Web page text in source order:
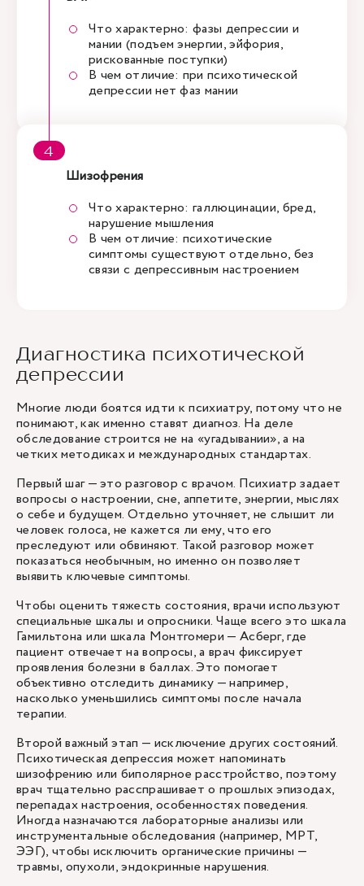
Что характерно: фазы депрессии и
мании (подъем энергии, эйфория,
рискованные поступки)
В чем отличие: при психотической
депрессии нет фаз мании
Шизофрения
Что характерно: галлюцинации, бред,
нарушение мышления
В чем отличие: психотические
симптомы существуют отдельно, без
связи с депрессивным настроением
Диагностика психотической
депрессии
Многие люди боятся идти к психиатру, потому что не
понимают, как именно ставят диагноз. На деле
обследование строится не на «угадывании», а на
четких методиках и международных стандартах.
Первый шаг — это разговор с врачом. Психиатр задает
вопросы о настроении, сне, аппетите, энергии, мыслях
о себе и будущем. Отдельно уточняет, не слышит ли
человек голоса, не кажется ли ему, что его
преследуют или обвиняют. Такой разговор может
показаться необычным, но именно он позволяет
выявить ключевые симптомы.
Чтобы оценить тяжесть состояния, врачи используют
специальные шкалы и опросники. Чаще всего это шкала
Гамильтона или шкала Монтгомери — Асберг, где
пациент отвечает на вопросы, а врач фиксирует
проявления болезни в баллах. Это помогает
объективно отследить динамику — например,
насколько уменьшились симптомы после начала
терапии.
Второй важный этап — исключение других состояний.
Психотическая депрессия может напоминать
шизофрению или биполярное расстройство, поэтому
врач тщательно расспрашивает о прошлых эпизодах,
перепадах настроения, особенностях поведения.
Иногда назначаются лабораторные анализы или
инструментальные обследования (например, МРТ,
ЭЭГ), чтобы исключить органические причины —
травмы, опухоли, эндокринные нарушения.